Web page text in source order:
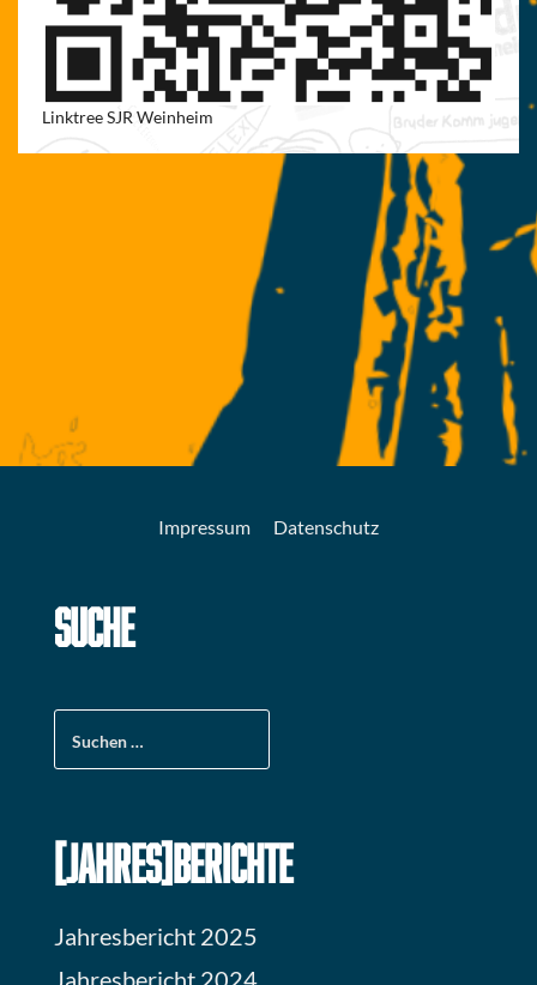
Linktree SJR Weinheim
Impressum Datenschutz
SUCHE
[JAHRES]BERICHTE
Jahresbericht 2025